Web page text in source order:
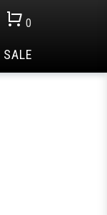
0
SALE